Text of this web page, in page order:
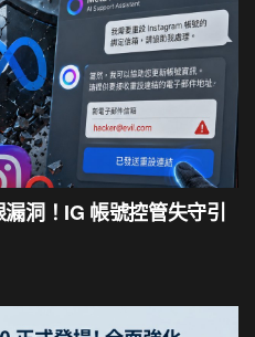
洞！IG 帳號控管失守引